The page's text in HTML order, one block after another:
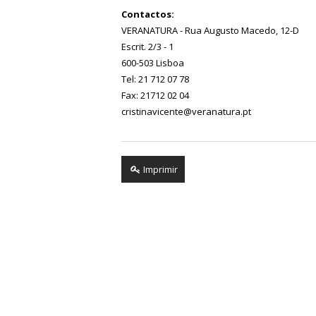
Contactos:
VERANATURA - Rua Augusto Macedo, 12-D
Escrit. 2/3 - 1
600-503 Lisboa
Tel: 21 712 07 78
Fax: 21712 02 04
cristinavicente@veranatura.pt
Imprimir